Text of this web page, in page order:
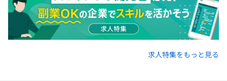
求人特集をもっと見る